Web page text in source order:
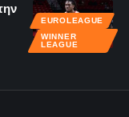
EUROLEAGUE
WINNER
LEAGUE